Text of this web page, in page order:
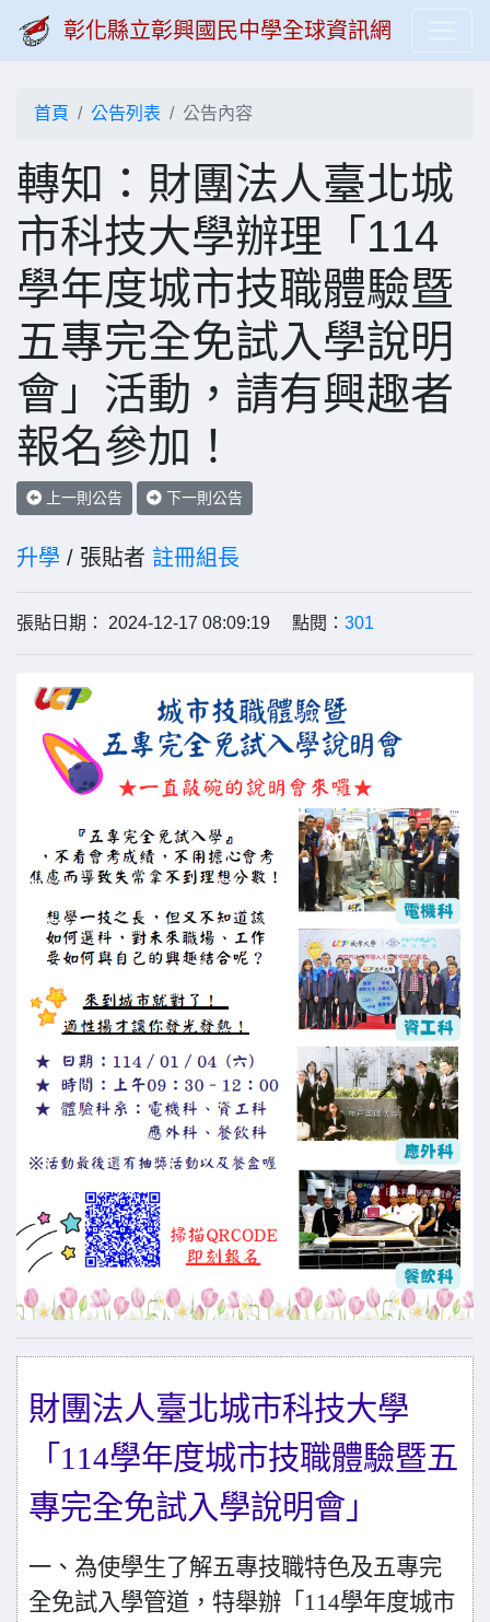
彰化縣立彰興國民中學全球資訊網
首頁 公告列表 公告內容
轉知：財團法人臺北城
市科技大學辦理「114
學年度城市技職體驗暨
五專完全免試入學說明
會」活動，請有興趣者
報名參加！
上一則公告 下一則公告
升學 / 張貼者 註冊組長
張貼日期： 2024-12-17 08:09:19 點閱： 301
財團法人臺北城市科技大學
「114學年度城市技職體驗暨五
專完全免試入學說明會」
一、為使學生了解五專技職特色及五專完
全免試入學管道，特舉辦「114學年度城市